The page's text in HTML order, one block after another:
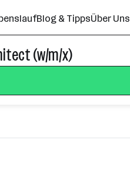
Blog & TippsÜber Uns
(w/m/x)